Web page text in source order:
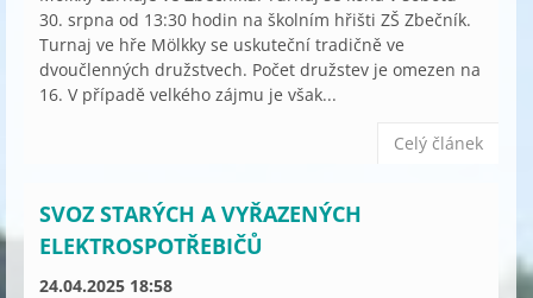
30. srpna od 13:30 hodin na školním hřišti ZŠ Zbečník.
Turnaj ve hře Mölkky se uskuteční tradičně ve
dvoučlenných družstvech. Počet družstev je omezen na
16. V případě velkého zájmu je však...
Celý článek
SVOZ STARÝCH A VYŘAZENÝCH
ELEKTROSPOTŘEBIČŮ
24.04.2025 18:58